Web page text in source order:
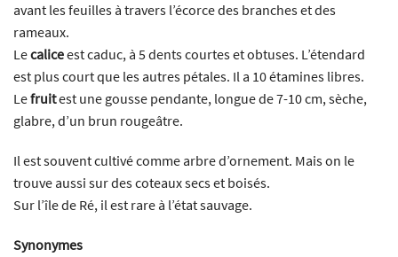
avant les feuilles à travers l’écorce des branches et des
rameaux.
Lecaliceest caduc, à 5 dents courtes et obtuses. L’étendard
est plus court que les autres pétales. Il a 10 étamines libres.
Lefruitest une gousse pendante, longue de 7-10 cm, sèche,
glabre, d’un brun rougeâtre.
Il est souvent cultivé comme arbre d’ornement. Mais on le
trouve aussi sur des coteaux secs et boisés.
Sur l’île de Ré, il est rare à l’état sauvage.
Synonymes